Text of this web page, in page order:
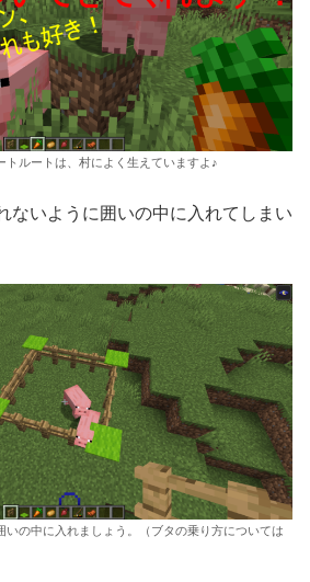
トルートは、村によく生えていますよ♪
いように囲いの中に入れてしまい
いの中に入れましょう。（ブタの乗り方については